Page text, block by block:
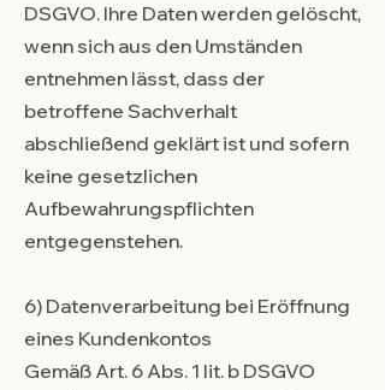
DSGVO. Ihre Daten werden gelöscht,
wenn sich aus den Umständen
entnehmen lässt, dass der
betroffene Sachverhalt
abschließend geklärt ist und sofern
keine gesetzlichen
Aufbewahrungspflichten
entgegenstehen.
6) Datenverarbeitung bei Eröffnung
eines Kundenkontos
Gemäß Art. 6 Abs. 1 lit. b DSGVO